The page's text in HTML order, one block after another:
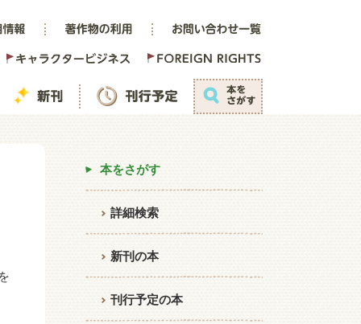
本をさがす
詳細検索
新刊の本
刊行予定の本